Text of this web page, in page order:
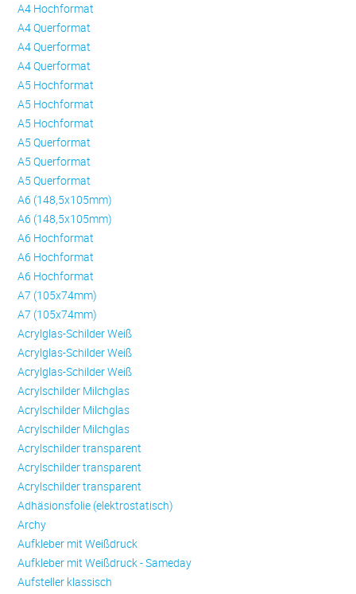
A4 Hochformat
A4 Querformat
A4 Querformat
A4 Querformat
A5 Hochformat
A5 Hochformat
A5 Hochformat
A5 Querformat
A5 Querformat
A5 Querformat
A6 (148,5x105mm)
A6 (148,5x105mm)
A6 Hochformat
A6 Hochformat
A6 Hochformat
A7 (105x74mm)
A7 (105x74mm)
Acrylglas-Schilder Weiß
Acrylglas-Schilder Weiß
Acrylglas-Schilder Weiß
Acrylschilder Milchglas
Acrylschilder Milchglas
Acrylschilder Milchglas
Acrylschilder transparent
Acrylschilder transparent
Acrylschilder transparent
Adhäsionsfolie (elektrostatisch)
Archy
Aufkleber mit Weißdruck
Aufkleber mit Weißdruck - Sameday
Aufsteller klassisch